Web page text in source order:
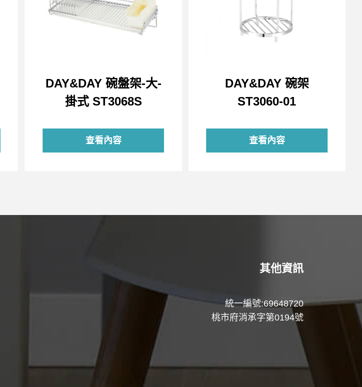
DAY&DAY 碗盤架-大-
掛式 ST3068S
查看內容
DAY&DAY 碗架
ST3060-01
查看內容
其他資訊
統一編號:69648720
桃市府消承字第0194號